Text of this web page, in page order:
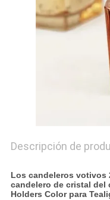
PRIVACY
POLICY
Descripción de
Los candeleros votivos
candelero de cristal del
Holders Color para